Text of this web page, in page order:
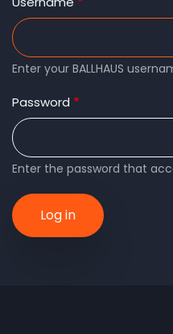
Enter your BALLHAUS
Password
Enter the password that